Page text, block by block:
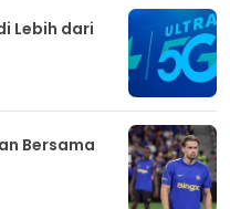
Lebih dari
Bersama